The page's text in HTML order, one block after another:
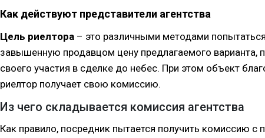
Как действуют представители агентства
Цель риелтора – это различными методами
завышенную продавцом цену предлагаемого варианта,
своего участия в сделке до небес. При этом объект
риелтор получает свою комиссию.
Из чего складывается комиссия агентства
Как правило, посредник пытается получить комиссию с